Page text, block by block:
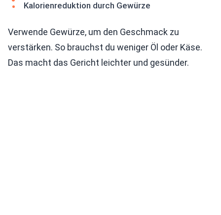
Kalorienreduktion durch Gewürze
Verwende Gewürze, um den Geschmack zu
verstärken. So brauchst du weniger Öl oder Käse.
Das macht das Gericht leichter und gesünder.